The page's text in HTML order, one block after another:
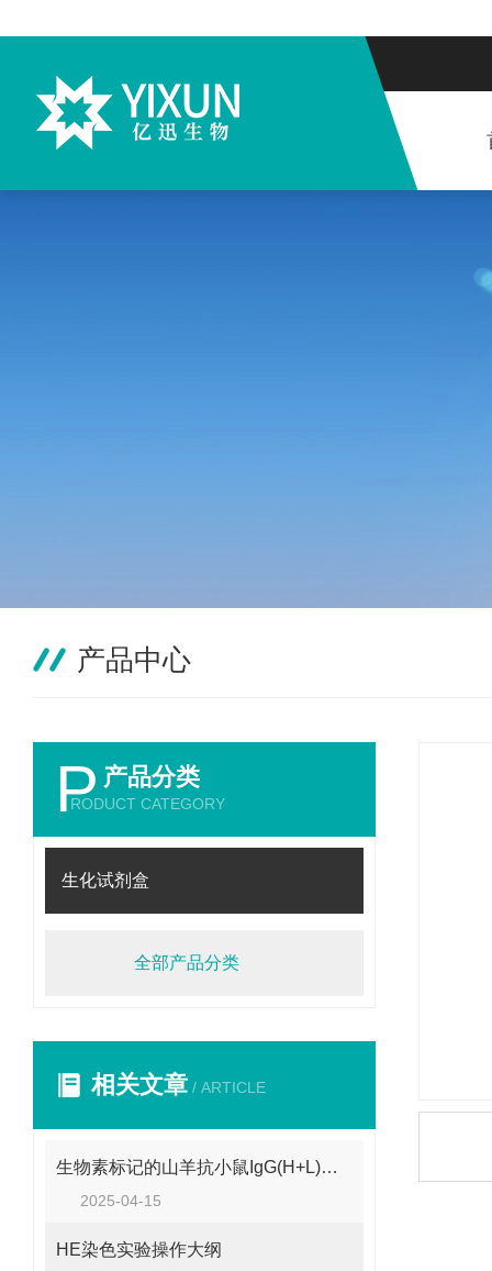
产品中心
P 产品分类
RODUCT CATEGORY
生化试剂盒
全部产品分类
相关文章 / ARTICLE
生物素标记的山羊抗小鼠IgG(H+L)的使用建议
2025-04-15
HE染色实验操作大纲